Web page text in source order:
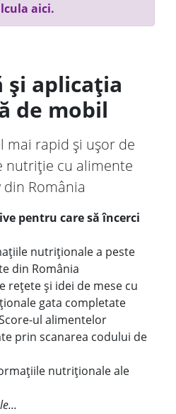
aici.
și aplicația
de mobil
mai rapid și ușor de
nutriție cu alimente
din România
pentru care să încerci
nutriționale a peste
din România
rețete și idei de mese cu
gata completate
ul alimentelor
prin scanarea codului de
nutriționale ale